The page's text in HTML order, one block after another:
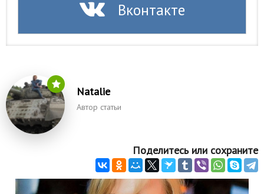
Вконтакте
Natalie
Автор статьи
Поделитесь или сохраните